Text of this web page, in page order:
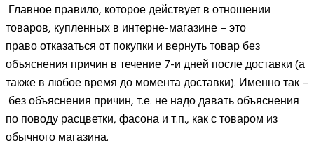
Главное правило, которое действует в отношении
товаров, купленных в интерне-магазине – это
право отказаться от покупки и вернуть товар без
объяснения причин в течение 7-и дней после доставки (а
также в любое время до момента доставки). Именно так –
без объяснения причин, т.е. не надо давать объяснения
по поводу расцветки, фасона и т.п., как с товаром из
обычного магазина.